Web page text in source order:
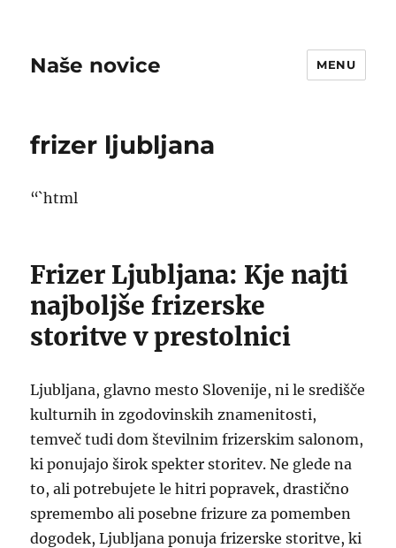
Naše novice MENU
frizer ljubljana
“`html
Frizer Ljubljana: Kje najti
najboljše frizerske
storitve v prestolnici
Ljubljana, glavno mesto Slovenije, ni le središče
kulturnih in zgodovinskih znamenitosti,
temveč tudi dom številnim frizerskim salonom,
ki ponujajo širok spekter storitev. Ne glede na
to, ali potrebujete le hitri popravek, drastično
spremembo ali posebne frizure za pomemben
dogodek, Ljubljana ponuja frizerske storitve, ki